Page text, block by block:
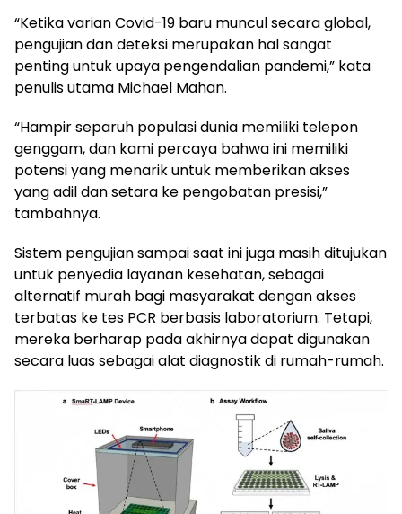
“Ketika varian Covid-19 baru muncul secara global,
pengujian dan deteksi merupakan hal sangat
penting untuk upaya pengendalian pandemi,” kata
penulis utama Michael Mahan.
“Hampir separuh populasi dunia memiliki telepon
genggam, dan kami percaya bahwa ini memiliki
potensi yang menarik untuk memberikan akses
yang adil dan setara ke pengobatan presisi,”
tambahnya.
Sistem pengujian sampai saat ini juga masih ditujukan
untuk penyedia layanan kesehatan, sebagai
alternatif murah bagi masyarakat dengan akses
terbatas ke tes PCR berbasis laboratorium. Tetapi,
mereka berharap pada akhirnya dapat digunakan
secara luas sebagai alat diagnostik di rumah-rumah.